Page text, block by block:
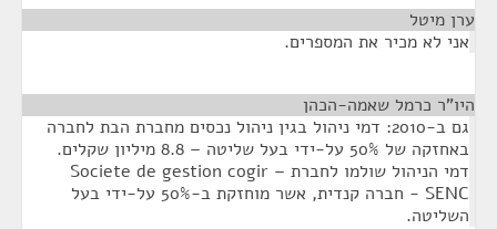
ערן מיטל
אני לא מכיר את המספרים.
היו"ר כרמל שאמה-הכהן
גם ב-2010: דמי ניהול בגין ניהול נכסים מחברת הבת לחברה
באחזקה של 50% על-ידי בעל שליטה – 8.8 מיליון שקלים.
דמי הניהול שולמו לחברת Societe de gestion cogir –
SENC - חברה קנדית, אשר מוחזקת ב-50% על-ידי בעל
השליטה.